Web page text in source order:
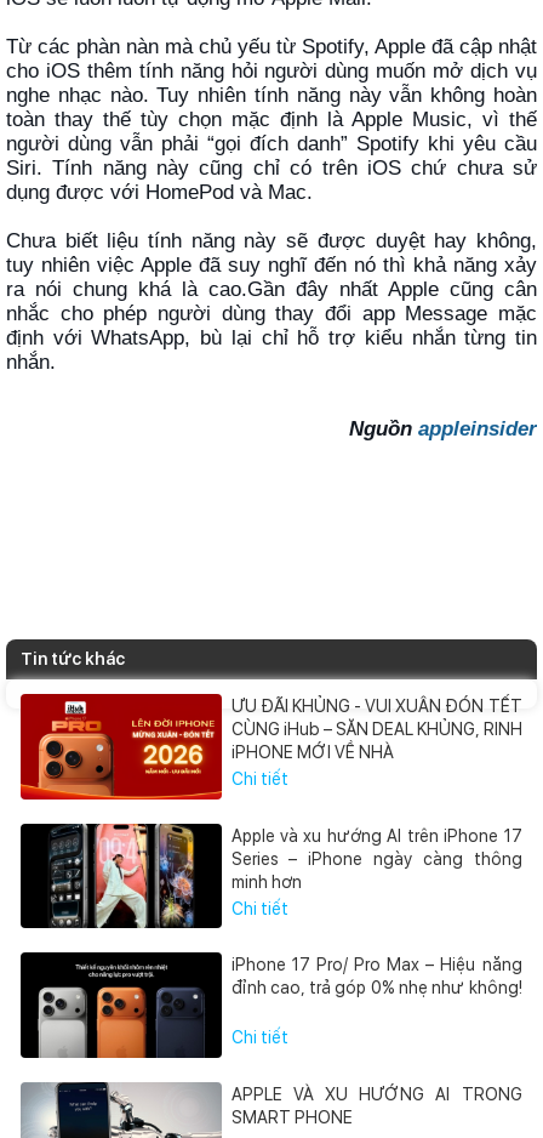
Từ các phàn nàn mà chủ yếu từ Spotify, Apple đã cập nhật
cho iOS thêm tính năng hỏi người dùng muốn mở dịch vụ
nghe nhạc nào. Tuy nhiên tính năng này vẫn không hoàn
toàn thay thế tùy chọn mặc định là Apple Music, vì thế
người dùng vẫn phải “gọi đích danh” Spotify khi yêu cầu
Siri. Tính năng này cũng chỉ có trên iOS chứ chưa sử
dụng được với HomePod và Mac.
Chưa biết liệu tính năng này sẽ được duyệt hay không,
tuy nhiên việc Apple đã suy nghĩ đến nó thì khả năng xảy
ra nói chung khá là cao.Gần đây nhất Apple cũng cân
nhắc cho phép người dùng thay đổi app Message mặc
định với WhatsApp, bù lại chỉ hỗ trợ kiểu nhắn từng tin
nhắn.
Nguồn appleinsider
Tin tức khác
ƯU ĐÃI KHỦNG - VUI XUÂN ĐÓN TẾT
CÙNG iHub – SĂN DEAL KHỦNG, RINH
iPHONE MỚI VỀ NHÀ
Chi tiết
Apple và xu hướng AI trên iPhone 17
Series – iPhone ngày càng thông
minh hơn
Chi tiết
iPhone 17 Pro/ Pro Max – Hiệu năng
đỉnh cao, trả góp 0% nhẹ như không!
Chi tiết
APPLE VÀ XU HƯỚNG AI TRONG
SMART PHONE